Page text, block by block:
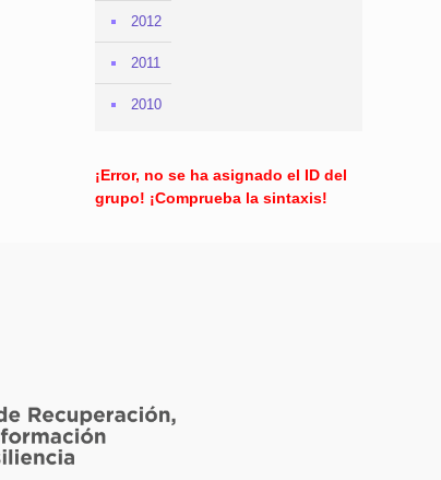
2012
2011
2010
¡Error, no se ha asignado el ID del
grupo! ¡Comprueba la sintaxis!